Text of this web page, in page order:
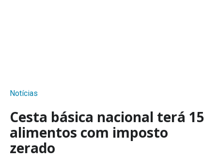
Notícias
Cesta básica nacional terá 15
alimentos com imposto
zerado